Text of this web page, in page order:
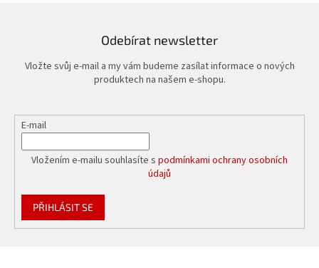
Odebírat newsletter
Vložte svůj e-mail a my vám budeme zasílat informace o nových
produktech na našem e-shopu.
E-mail
Vložením e-mailu souhlasíte s podmínkami ochrany osobních
údajů
PŘIHLÁSIT SE